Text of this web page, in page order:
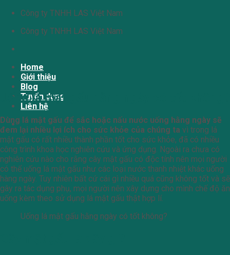
ChuyểnCông ty TNHH LAS Việt Nam
Công ty TNHH LAS Việt Nam
Home
Giới thiệu
Blog
Tuyển dụng
Liên hệ
Giỏ hàng
Uống lá mật gấu hằng ngày có tốt không?
Dùng lá mật gấu để sắc hoặc nấu nước uống hằng ngày sẽ
đem lại nhiều lợi ích cho sức khỏe của chúng ta vì trong lá
mật gấu có rất nhiều thành phần tốt cho sức khỏe, đã có nhiều
công trình khoa học nghiên cứu và ứng dụng. Ngoài ra chưa có
nghiên cứu nào cho rằng cây mật gấu có độc tính nên mọi người
có thể uống lá mật gấu như các loại nước thanh nhiệt khác uống
hàng ngày. Tuy nhiên bất cứ cái gì nhiều quá cũng không tốt và sẽ
gây ra tác dụng phụ, mọi người nên xây dựng cho mình chế độ ăn
uống kèm theo sử dụng lá mật gấu thật hợp lí.
Uống lá mật gấu hằng ngày có tốt không?